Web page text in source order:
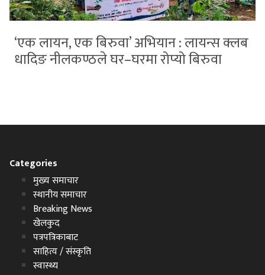
‘एक लायन, एक बिरुवा’ अभियान : लायन्स क्लब
धादिङ नीलकण्ठले घर–घरमा रोप्यो बिरुवा
Categories
मुख्य समाचार
स्थानीय समाचार
Breaking News
खेलकुद
पत्रपत्रिकाबाट
साहित्य / संस्कृति
स्वास्थ्य